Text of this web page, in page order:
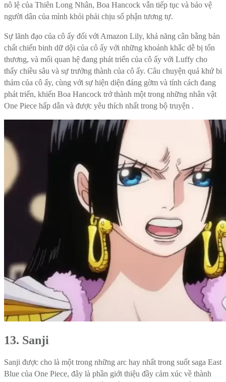
nô lệ của Thiên Long Nhân, Boa Hancock vẫn tiếp tục và bảo vệ
người dân của mình khỏi phải chịu số phận tương tự.
Sự lãnh đạo của cô ấy đối với Amazon Lily, khả năng cân bằng bản
chất chiến binh dữ dội của cô ấy với những khoảnh khắc dễ bị tổn
thương, và mối quan hệ đang phát triển của cô ấy với Luffy cho
thấy chiều sâu và sự trưởng thành của cô ấy. Câu chuyện quá khứ bi
thảm của cô ấy, cùng với sự hiện diện đáng gờm và tính cách đang
phát triển, khiến Boa Hancock trở thành một trong những nhân vật
One Piece hấp dẫn và được yêu thích nhất trong bộ truyện .
13. Sanji
Sanji được cho là một trong những arc hay nhất trong suốt saga East
Blue của One Piece, đây là phần giới thiệu đầy cảm xúc về thành